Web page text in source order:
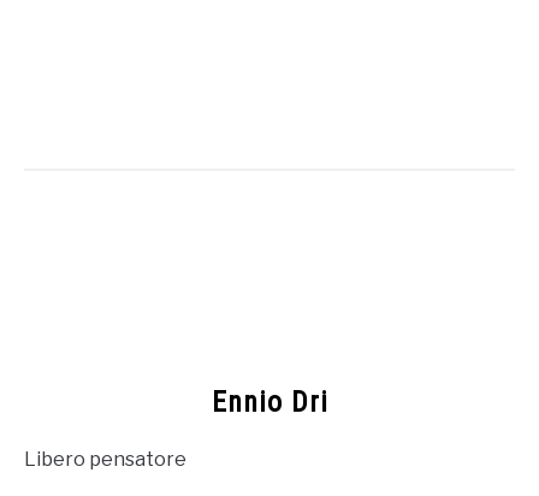
Ennio Dri
Libero pensatore